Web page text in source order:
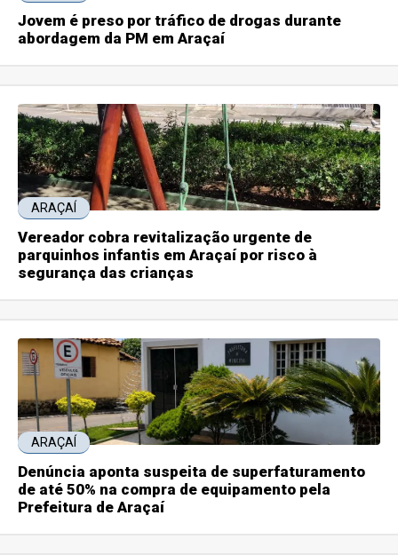
Jovem é preso por tráfico de drogas durante
abordagem da PM em Araçaí
ARAÇAÍ
Vereador cobra revitalização urgente de
parquinhos infantis em Araçaí por risco à
segurança das crianças
ARAÇAÍ
Denúncia aponta suspeita de superfaturamento
de até 50% na compra de equipamento pela
Prefeitura de Araçaí